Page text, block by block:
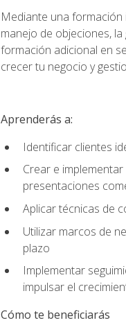
Mediante una formación
manejo de objeciones,
formación adicional en
crecer tu negocio y
Aprenderás a:
Identificar clientes
Crear e
presentaciones
Aplicar técnicas de
Utilizar marcos de
plazo
Implementar
impulsar el
Cómo te beneficiarás